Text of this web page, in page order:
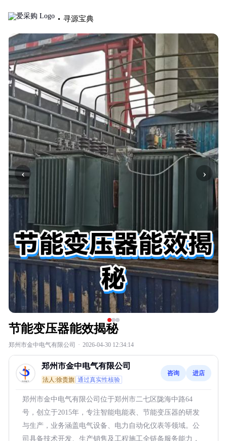
寻源宝典
‹ ›
节能变压器能效揭秘
郑州市金中电气有限公司 · 2026-04-30 12:34:14
郑州市金中电气有限公司
法人:徐贵旗 通过真实性核验
咨询 进店
郑州市金中电气有限公司位于郑州市二七区陇海中路64
号，创立于2015年，专注智能电能表、节能变压器的研发
与生产，业务涵盖电气设备、电力自动化仪表等领域。公
司具备技术开发、生产销售及工程施工全链条服务能力，